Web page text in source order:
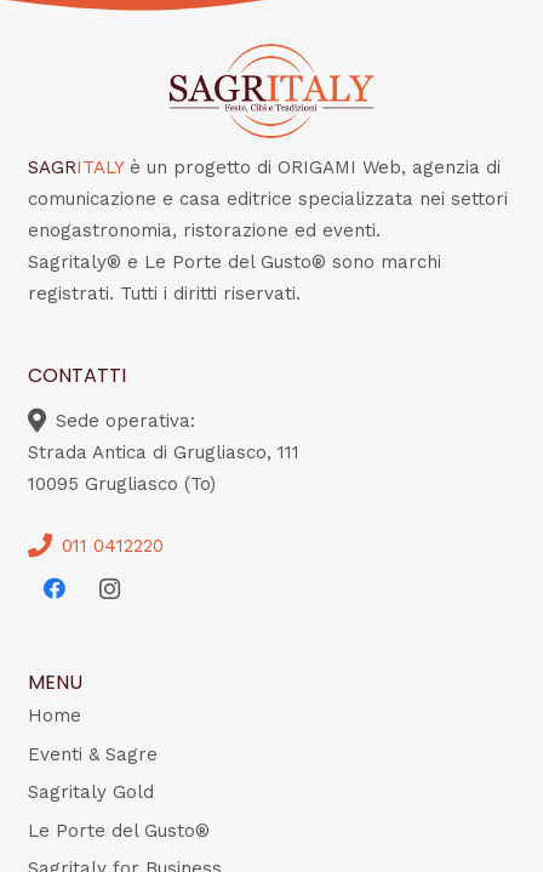
SAGRITALY è un progetto di ORIGAMI Web, agenzia di
comunicazione e casa editrice specializzata nei settori
enogastronomia, ristorazione ed eventi.
Sagritaly® e Le Porte del Gusto® sono marchi
registrati. Tutti i diritti riservati.
CONTATTI
Sede operativa:
Strada Antica di Grugliasco, 111
10095 Grugliasco (To)
011 0412220
MENU
Home
Eventi & Sagre
Sagritaly Gold
Le Porte del Gusto®